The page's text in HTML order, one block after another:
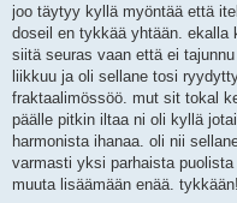
s
joo täytyy kyllä myöntää että
doseil en tykkää yhtään. ekalla
siitä seuras vaan että ei
liikkuu ja oli sellane tosi
fraktaalimössöö. mut sit tokal
päälle pitkin iltaa ni oli kyllä
harmonista ihanaa. oli nii
varmasti yksi parhaista
muuta lisäämään enää.